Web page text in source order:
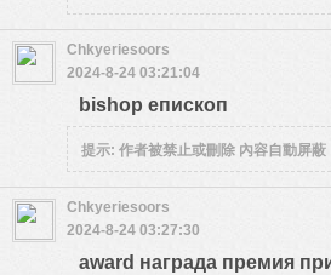
Chkyeriesoors
2024-8-24 03:21:04
bishop епископ
提示: 作者被禁止或刪除 內容自動屏蔽
Chkyeriesoors
2024-8-24 03:27:30
award награда премия